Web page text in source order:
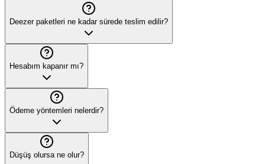
Deezer paketleri ne kadar sürede teslim edilir?
Hesabım kapanır mı?
Ödeme yöntemleri nelerdir?
Düşüş olursa ne olur?